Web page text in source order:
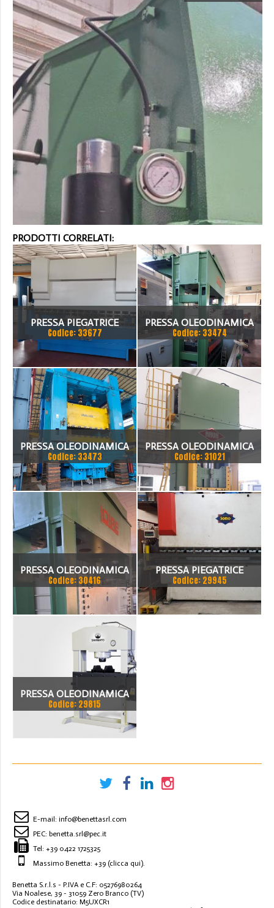
PRODOTTI CORRELATI:
PRESSA PIEGATRICE
OLEODINAMICA GASPARINI
100 TON
Codice: 33677
PRESSA OLEODINAMICA
LOIRE 2000 TON
Codice: 33474
PRESSA OLEODINAMICA
LOIRESAFE 1000 TON
Codice: 33473
PRESSA OLEODINAMICA
NAVA , USATA SOLO PER
CAMPIONATURE, IN
OTTIMO STATO
Codice: 31021
PRESSA OLEODINAMICA
LOIRE 2000T
Codice: 30416
PRESSA PIEGATRICE
OLEODINAMICA SOMO
Codice: 29945
PRESSA OLEODINAMICA
SAHAMATO DP.M
MOTORIZZATA
Codice: 29815
E-mail: info@benettasrl.com
PEC: benetta.srl@pec.it
Tel: +39 0422 1725325
Massimo Benetta: +39 (clicca qui).
Benetta S.r.l.s - P.IVA e C.F: 05276980264
Via Noalese, 39 - 31059 Zero Branco (TV)
Codice destinatario: M5UXCR1